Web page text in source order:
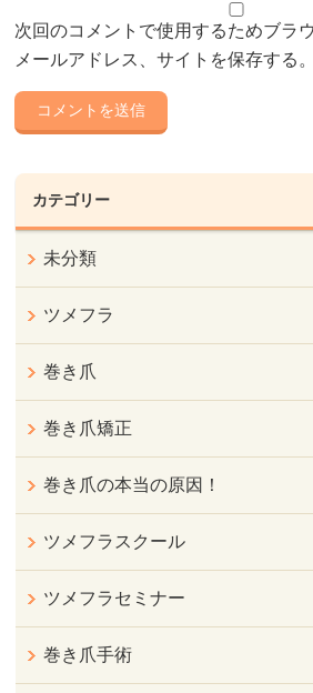
次回のコメントで使用するためブラ
メールアドレス、サイトを保存する。
カテゴリー
未分類
ツメフラ
巻き爪
巻き爪矯正
巻き爪の本当の原因！
ツメフラスクール
ツメフラセミナー
巻き爪手術